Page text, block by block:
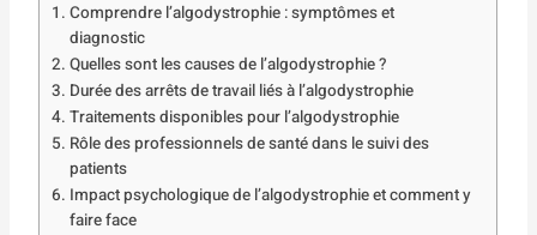
Comprendre l’algodystrophie : symptômes et
diagnostic
Quelles sont les causes de l’algodystrophie ?
Durée des arrêts de travail liés à l’algodystrophie
Traitements disponibles pour l’algodystrophie
Rôle des professionnels de santé dans le suivi des
patients
Impact psychologique de l’algodystrophie et comment y
faire face